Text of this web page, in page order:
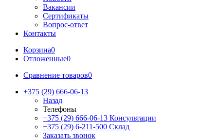
Вакансии
Сертификаты
Вопрос-ответ
Контакты
Корзина0
Отложенные0
Сравнение товаров0
+375 (29) 666-06-13
Назад
Телефоны
+375 (29) 666-06-13 Консультации
+375 (29) 6-211-500 Склад
Заказать звонок